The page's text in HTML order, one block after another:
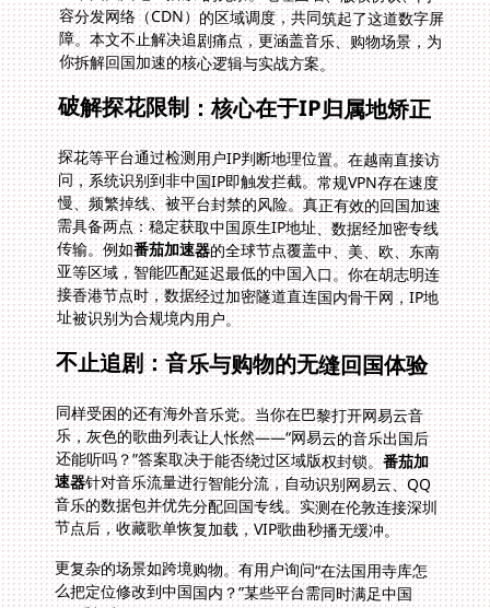
你拆解回国加速的核心逻辑与实战方案。
破解探花限制：核心在于IP归属地矫正
探花等平台通过检测用户IP判断地理位置。在越南直接访
问，系统识别到非中国IP即触发拦截。常规VPN存在速度
慢、频繁掉线、被平台封禁的风险。真正有效的回国加速
需具备两点：稳定获取中国原生IP地址、数据经加密专线
传输。例如番茄加速器的全球节点覆盖中、美、欧、东南
亚等区域，智能匹配延迟最低的中国入口。你在胡志明连
接香港节点时，数据经过加密隧道直连国内骨干网，IP地
址被识别为合规境内用户。
不止追剧：音乐与购物的无缝回国体验
同样受困的还有海外音乐党。当你在巴黎打开网易云音
乐，灰色的歌曲列表让人怅然——“网易云的音乐出国后
还能听吗？”答案取决于能否绕过区域版权封锁。番茄加
速器针对音乐流量进行智能分流，自动识别网易云、QQ
音乐的数据包并优先分配回国专线。实测在伦敦连接深圳
节点后，收藏歌单恢复加载，VIP歌曲秒播无缓冲。
更复杂的场景如跨境购物。有用户询问“在法国用寺库怎
么把定位修改到中国国内？”某些平台需同时满足中国
IP+手机定位双验证。此时需在加速器内开启“深度回国模
式”：APP内嵌入虚拟定位模块（需设备授权），配合中国
IP实现双重模拟。连接番茄的上海节点后，打开寺库APP
的收货地址页面，系统自动识别为境内用户，可直接修改